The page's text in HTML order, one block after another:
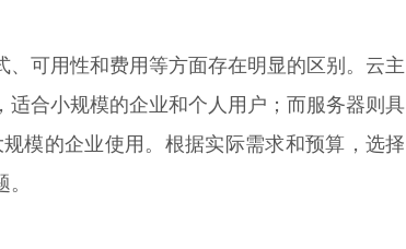
可用性和费用等方面存在明显的区别。云主
合小规模的企业和个人用户；而服务器则具
模的企业使用。根据实际需求和预算，选择